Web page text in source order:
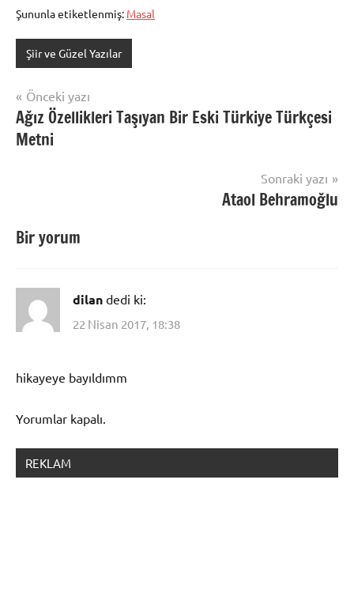
Şununla etiketlenmiş: Masal
Şiir ve Güzel Yazılar
Yazı
gezinmesi
Önceki yazı
Ağız Özellikleri Taşıyan Bir Eski Türkiye Türkçesi
Metni
Sonraki yazı
Ataol Behramoğlu
Bir yorum
dilan dedi ki:
22 Nisan 2017, 18:38
hikayeye bayıldımm
Yorumlar kapalı.
REKLAM